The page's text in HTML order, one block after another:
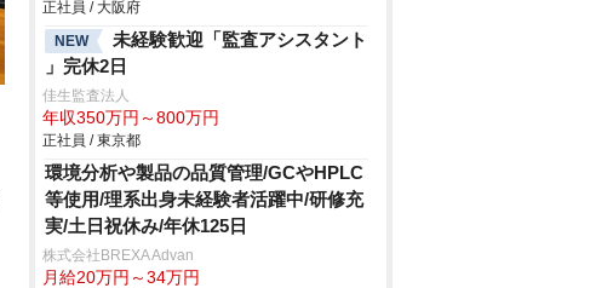
正社員 / 大阪府
NEW
未経験歓迎「監査アシスタント
」完休2日
佳生監査法人
年収350万円～800万円
正社員 / 東京都
環境分析や製品の品質管理/GCやHPLC
等使用/理系出身未経験者活躍中/研修充
実/土日祝休み/年休125日
株式会社BREXA Advan
月給20万円～34万円